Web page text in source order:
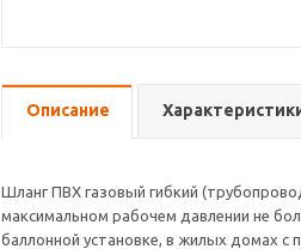
Описание
Шланг ПВХ газовый гибкий
максимальном рабочем давлении не
баллонной установке, в жилых домах с